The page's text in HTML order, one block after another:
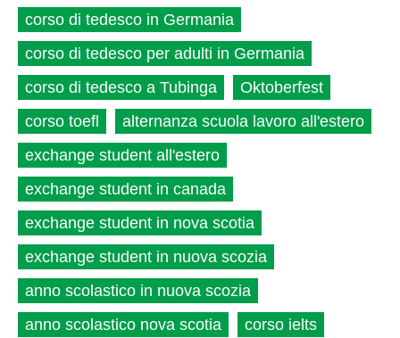
corso di tedesco in Germania
corso di tedesco per adulti in Germania
corso di tedesco a Tubinga
Oktoberfest
corso toefl
alternanza scuola lavoro all'estero
exchange student all'estero
exchange student in canada
exchange student in nova scotia
exchange student in nuova scozia
anno scolastico in nuova scozia
anno scolastico nova scotia
corso ielts